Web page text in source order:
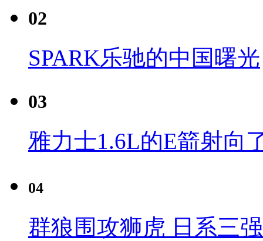
02
SPARK乐驰的中国曙光
03
雅力士1.6L的E箭射向
04
群狼围攻狮虎 日系三